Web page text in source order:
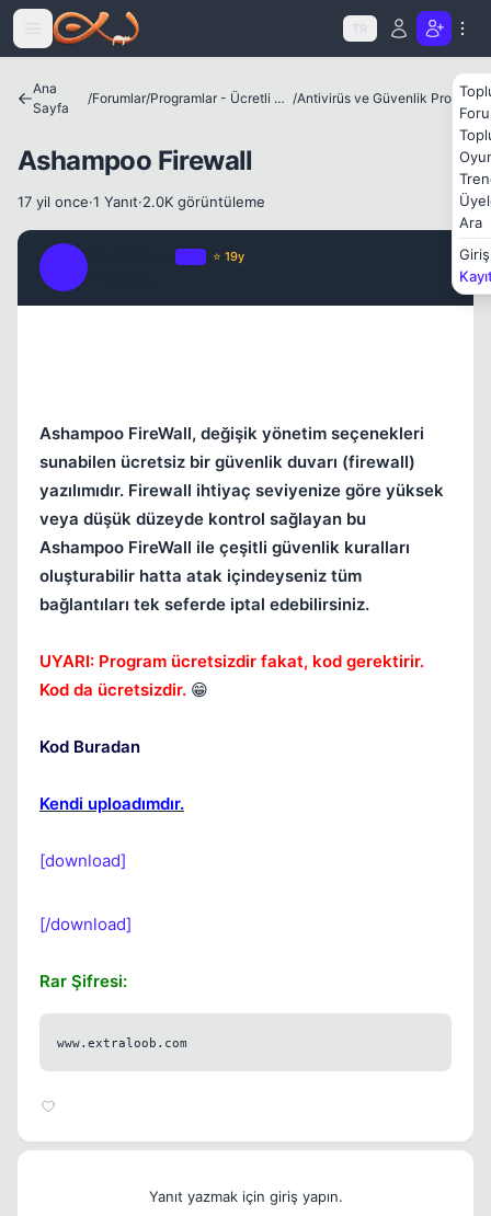
Icerige atla
TR
Ara
Giriş
Ana
Sayfa
/Forumlar/ Programlar - Ücretli ve Ücretsiz Yazılımlar / Antivirüs ve Güvenlik Programları
Ashampoo Firewall
17 yil once·1 Yanıt·2.0K görüntüleme
⭐ 19y
Ashampoo FireWall, değişik yönetim seçenekleri
sunabilen ücretsiz bir güvenlik duvarı (firewall)
yazılımıdır. Firewall ihtiyaç seviyenize göre yüksek
veya düşük düzeyde kontrol sağlayan bu
Ashampoo FireWall ile çeşitli güvenlik kuralları
oluşturabilir hatta atak içindeyseniz tüm
bağlantıları tek seferde iptal edebilirsiniz.
UYARI: Program ücretsizdir fakat, kod gerektirir.
Kod da ücretsizdir. 😁
Kod Buradan
Kendi uploadımdır.
[download]
[/download]
Rar Şifresi:
www.extraloob.com
Kapat
Yanıt yazmak için giriş yapın.